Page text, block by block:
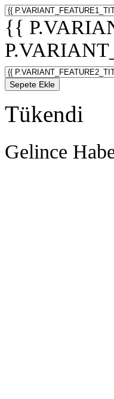
{{
Sepete Ekle
Tükendi
Gelince